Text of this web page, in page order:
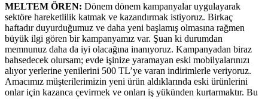
MELTEM ÖREN: Dönem dönem kampanyalar uygulayarak
sektöre hareketlilik katmak ve kazandırmak istiyoruz. Birkaç
haftadır duyurduğumuz ve daha yeni başlamış olmasına rağmen
büyük ilgi gören bir kampanyamız var. Şuan ki durumdan
memnunuz daha da iyi olacağına inanıyoruz. Kampanyadan biraz
bahsedecek olursam; evde işinize yaramayan eski mobilyalarınızı
alıyor yerlerine yenilerini 500 TL’ye varan indirimlerle veriyoruz.
Amacımız müşterilerimizin yeni ürün aldıklarında eski ürünlerini
onlar için kazanca çevirmek ve onları iş yükünden kurtarmaktır. Bu